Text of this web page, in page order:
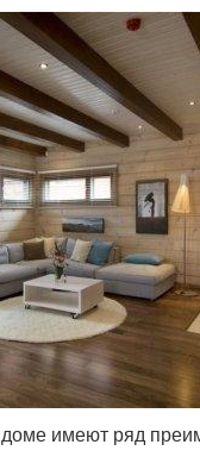
имеют ряд